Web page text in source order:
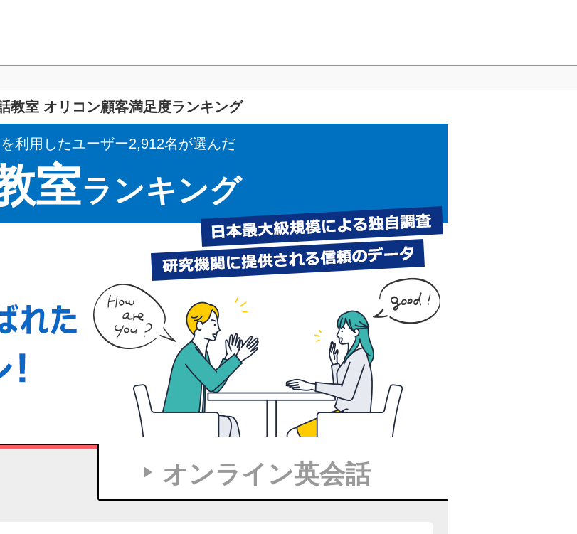
教室 オリコン顧客満足度ランキング
利用したユーザー2,912名が選んだ
室ランキング
オンライン英会話